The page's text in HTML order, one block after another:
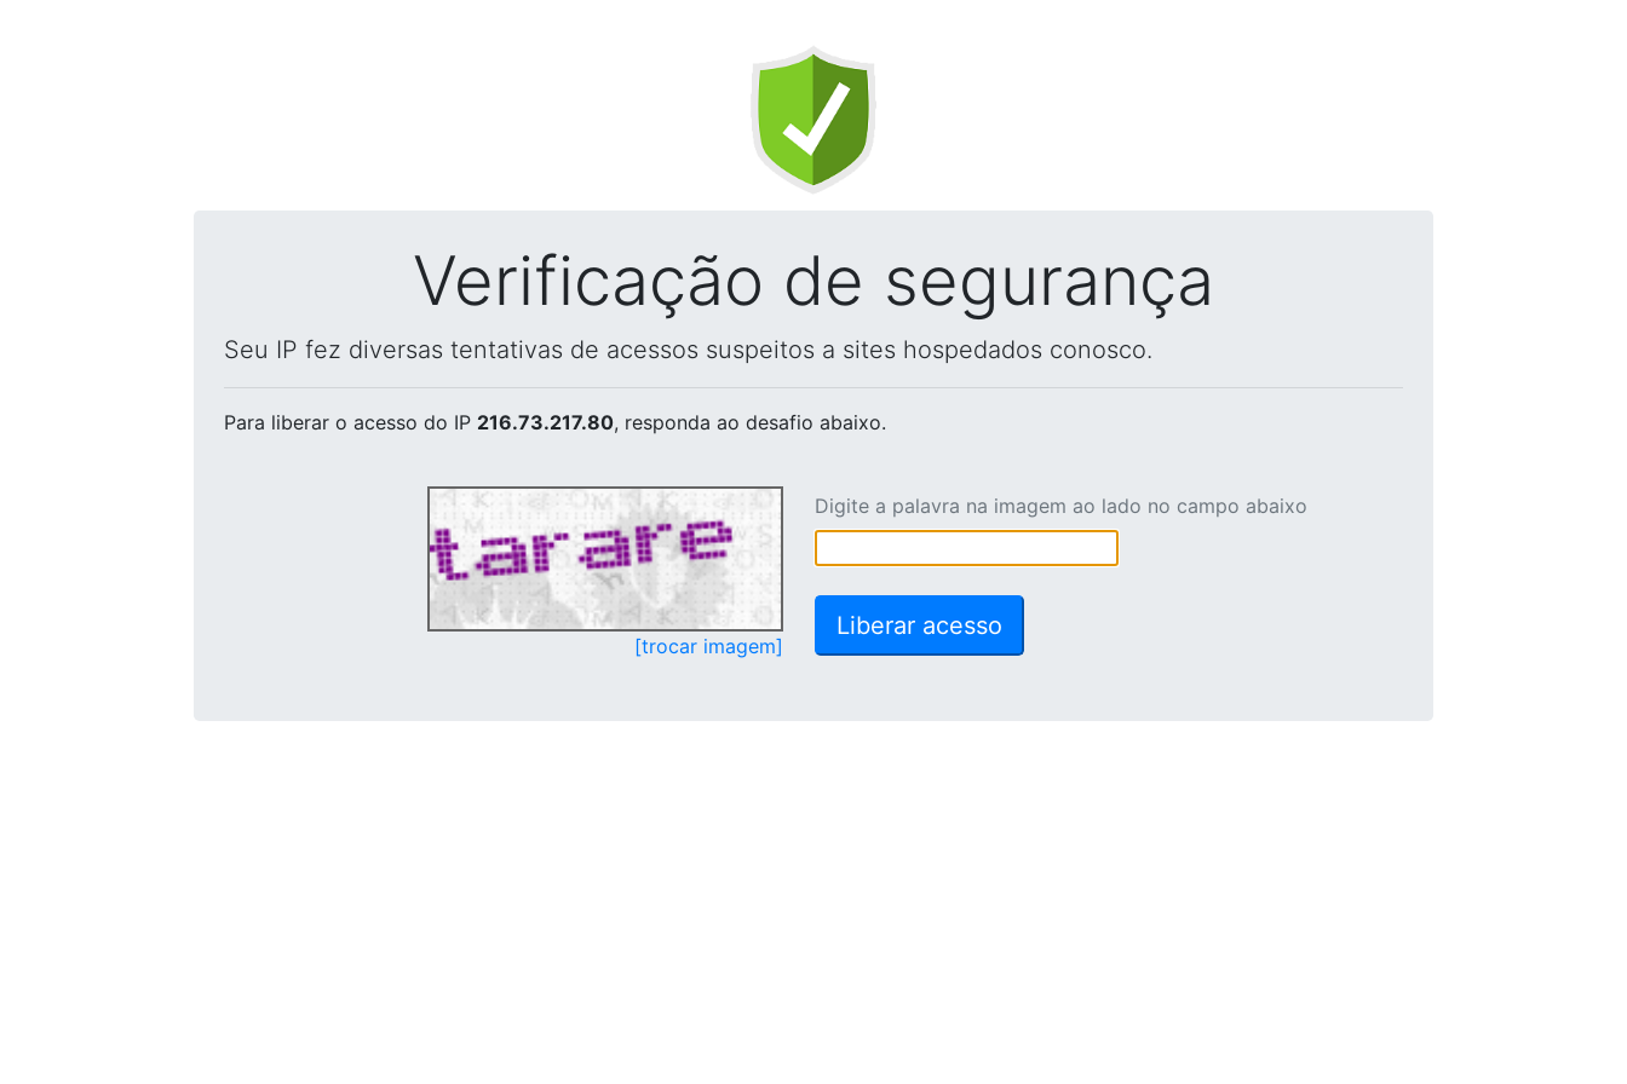
Verificação de segurança
Seu IP fez diversas tentativas de acessos suspeitos a sites hospedados conosco.
Para liberar o acesso do IP 216.73.217.80, responda ao desafio abaixo.
[trocar imagem]
Digite a palavra na imagem ao lado no campo abaixo